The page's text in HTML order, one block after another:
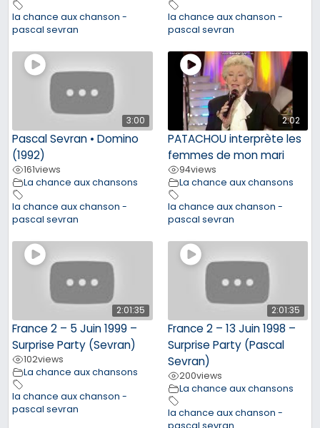
la chance aux chanson -
pascal sevran
la chance aux chanson -
pascal sevran
3:00
Pascal Sevran • Domino
(1992)
161views
La chance aux chansons
la chance aux chanson -
pascal sevran
2:02
PATACHOU interprète les
femmes de mon mari
94views
La chance aux chansons
la chance aux chanson -
pascal sevran
2:01:35
France 2 – 5 Juin 1999 –
Surprise Party (Sevran)
102views
La chance aux chansons
la chance aux chanson -
pascal sevran
2:01:35
France 2 – 13 Juin 1998 –
Surprise Party (Pascal
Sevran)
200views
La chance aux chansons
la chance aux chanson -
pascal sevran